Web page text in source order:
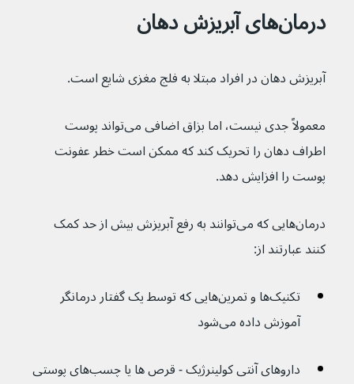
درمان‌های آبریزش دهان
آبریزش دهان در افراد مبتلا به فلج مغزی شایع است.
معمولاً جدی نیست، اما بزاق اضافی می‌تواند پوست
اطراف دهان را تحریک کند که ممکن است خطر عفونت
پوست را افزایش دهد.
درمان‌هایی که می‌توانند به رفع آبریزش بیش از حد کمک
کنند عبارتند از:
تکنیک‌ها و تمرین‌هایی که توسط یک گفتار درمانگر
آموزش داده می‌شود
داروهای آنتی کولینرژیک - قرص ها یا چسب‌های پوستی